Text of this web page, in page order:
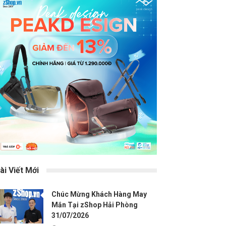
Viết Mới
Chúc Mừng Khách Hàng May
Mắn Tại zShop Hải Phòng
31/07/2026